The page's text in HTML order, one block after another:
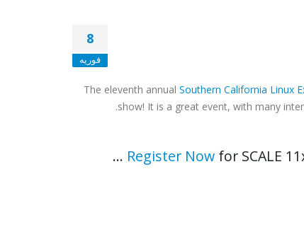
8
فوریه
The eleventh annual Southern California Linux
show! It is a great event, with many
Register Nowfor SCALE